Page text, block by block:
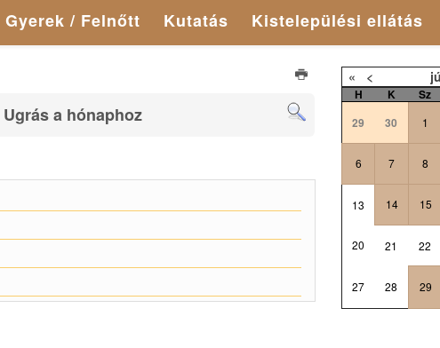
Gyerek / Felnőtt Kutatás Kistelepülési ellátás
Ugrás a hónaphoz
« <
H K Sz
29
30 1
6 7 8
13 14 15
20 21 22
27 28 29